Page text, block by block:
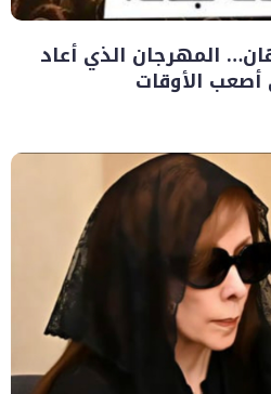
المهرجان الذي أعاد
أصعب الأوقات